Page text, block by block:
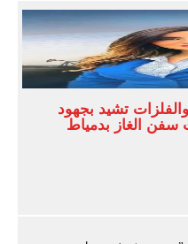
تشيد بجهود
سفن الغاز بدمياط